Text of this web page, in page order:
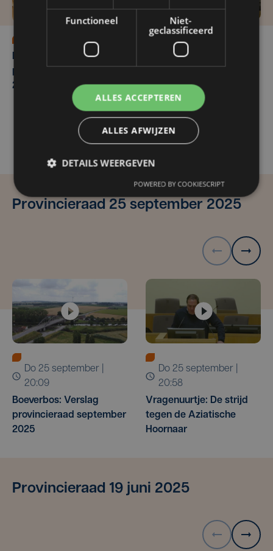
do 23 oktober | 18:00
Boeverbos: Verslag
provincieraad oktober
2025
do 23 oktober
Vragenuurtje: taks
tweede verblijf
Provincieraad 25 september 2025
do 25 september |
20:09
Boeverbos: Verslag
provincieraad september
2025
do 25 september |
20:58
Vragenuurtje: De strijd
tegen de Aziatische
Hoornaar
Provincieraad 19 juni 2025
Functioneel
Niet-
geclassificeerd
ALLES ACCEPTEREN
ALLES AFWIJZEN
DETAILS WEERGEVEN
POWERED BY COOKIESCRIPT